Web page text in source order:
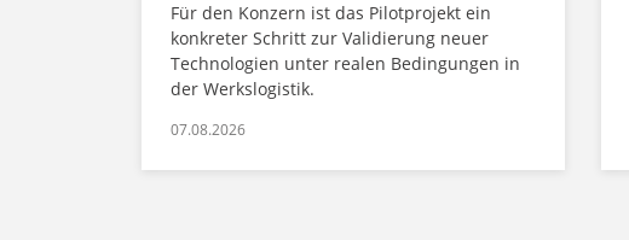
Für den Konzern ist das Pilotprojekt ein
konkreter Schritt zur Validierung neuer
Technologien unter realen Bedingungen in
der Werkslogistik.
07.08.2026